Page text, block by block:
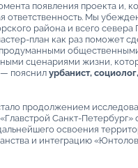
появления проекта и,
ответственность. Мы
района и всего севера
план как раз поможет
сценариями жизни,
— пояснил урбанист,
продолжением
Санкт-Петербург»
освоения
и интеграцию